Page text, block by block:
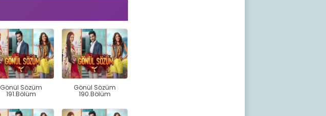
Gönül Sözüm
191.Bölüm
Gönül Sözüm
190.Bölüm